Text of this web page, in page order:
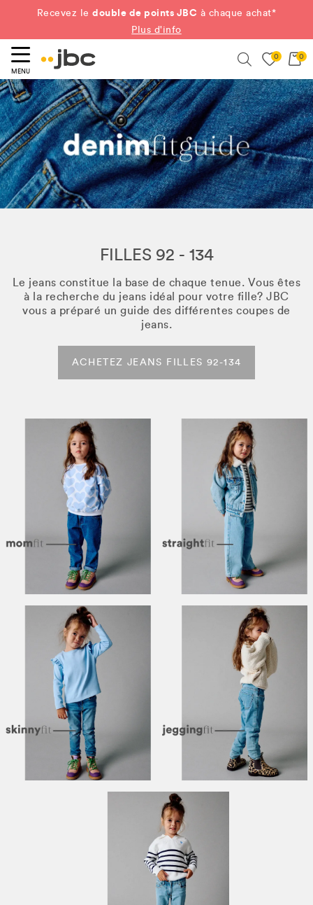
Recevez ledouble de points JBC à chaque achat*
Plus d'info
MENU
0 0
FILLES 92 - 134
Le jeans constitue la base de chaque tenue. Vous êtes
à la recherche du jeans idéal pour votre fille? JBC
vous a préparé un guide des différentes coupes de
jeans.
ACHETEZ JEANS FILLES 92-134